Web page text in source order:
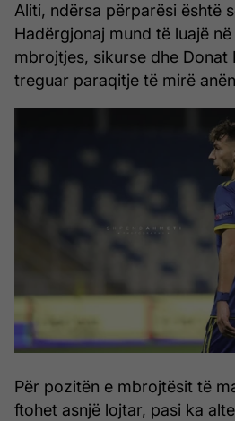
Aliti, ndërsa përparësi është
Hadërgjonaj mund të luajë
mbrojtjes, sikurse dhe Donat
treguar paraqitje të mirë
Për pozitën e mbrojtësit të
ftohet asnjë lojtar, pasi ka